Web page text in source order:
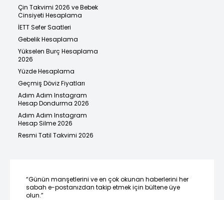
Çin Takvimi 2026 ve Bebek
Cinsiyeti Hesaplama
İETT Sefer Saatleri
Gebelik Hesaplama
Yükselen Burç Hesaplama
2026
Yüzde Hesaplama
Geçmiş Döviz Fiyatları
Adım Adım Instagram
Hesap Dondurma 2026
Adım Adım Instagram
Hesap Silme 2026
Resmi Tatil Takvimi 2026
“Günün manşetlerini ve en çok okunan haberlerini her
sabah e-postanızdan takip etmek için bültene üye
olun.”